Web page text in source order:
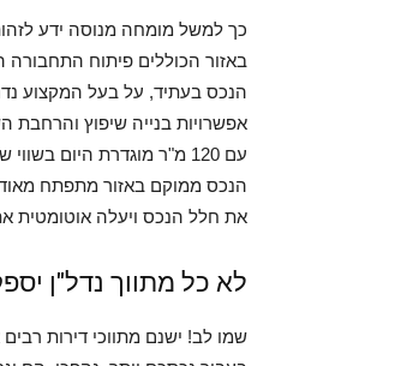
כך למשל מומחה מנוסה ידע
באזור הכוללים פיתוח התחבורה
הנכס בעתיד, על בעל המקצוע
עם 120 מ"ר מוגדרת היום
הנכס ממוקם באזור מתפתח
את חלל הנכס ויעלה אוטומטית
לא כל מתווך נדל"ן
שמו לב! ישנם מתווכי דירות